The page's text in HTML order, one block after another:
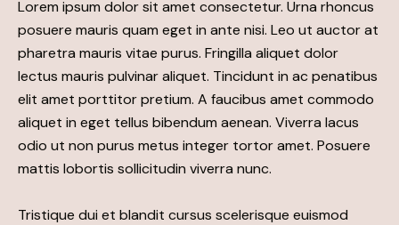
Lorem ipsum dolor sit amet consectetur. Urna rhoncus
posuere mauris quam eget in ante nisi. Leo ut auctor at
pharetra mauris vitae purus. Fringilla aliquet dolor
lectus mauris pulvinar aliquet. Tincidunt in ac penatibus
elit amet porttitor pretium. A faucibus amet commodo
aliquet in eget tellus bibendum aenean. Viverra lacus
odio ut non purus metus integer tortor amet. Posuere
mattis lobortis sollicitudin viverra nunc.
Tristique dui et blandit cursus scelerisque euismod